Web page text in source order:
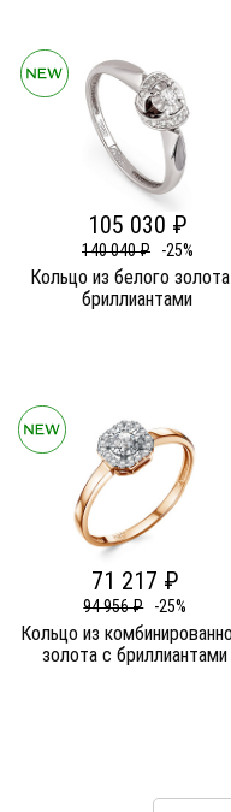
105 030 ₽
140 040 ₽ -25%
Кольцо из белого
бриллиантами
71 217 ₽
94 956 ₽ -25%
Кольцо из
золота c бриллиантами